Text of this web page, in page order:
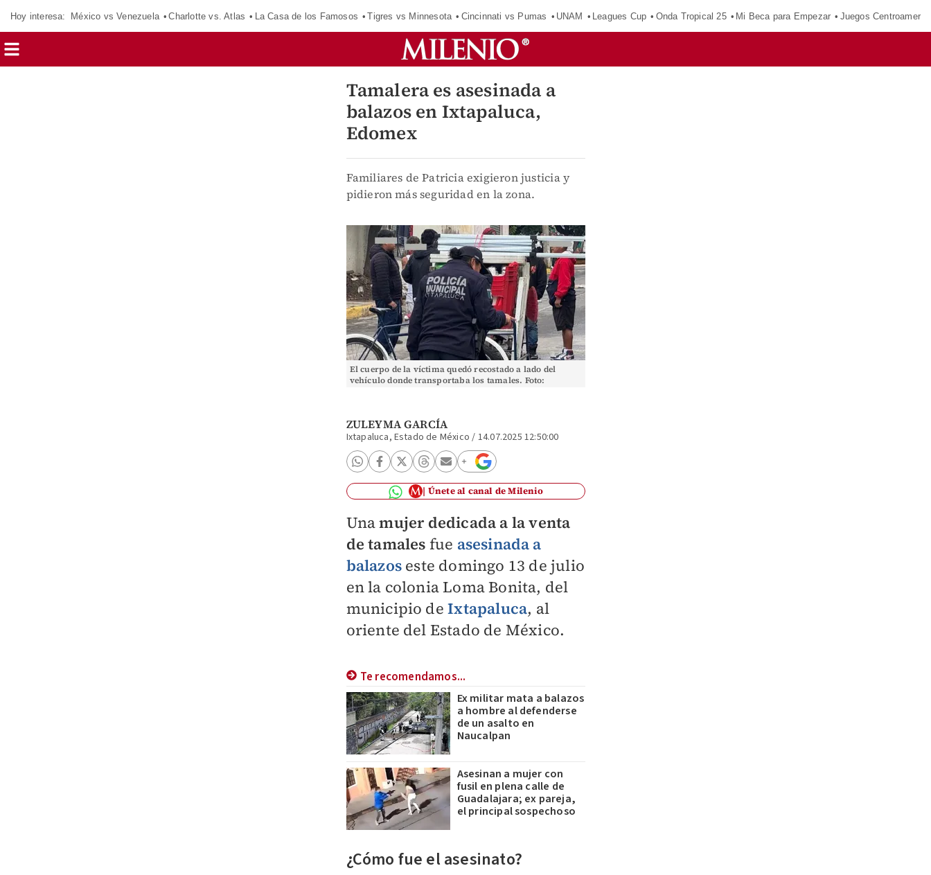
Hoy interesa: México vs Venezuela Charlotte vs. Atlas La Casa de los Famosos Tigres vs Minnesota Cincinnati vs Pumas UNAM Leagues Cup Onda Tropical 25 Mi Beca para Empezar Juegos
Tamalera es asesinada a
balazos en Ixtapaluca,
Edomex
Familiares de Patricia exigieron justicia y
pidieron más seguridad en la zona.
El cuerpo de la víctima quedó recostado a lado del
vehículo donde transportaba los tamales. Foto:
ZULEYMA GARCÍA
Ixtapaluca, Estado de México / 14.07.2025 12:50:00
Únete al canal de Milenio
Unamujer dedicada a la venta
de tamales fue asesinada a
balazoseste domingo 13 de julio
en la colonia Loma Bonita, del
municipio deIxtapaluca, al
oriente del Estado de México.
Te recomendamos...
Ex militar mata a balazos
a hombre al defenderse
de un asalto en
Naucalpan
Asesinan a mujer con
fusil en plena calle de
Guadalajara; ex pareja,
el principal sospechoso
¿Cómo fue el asesinato?